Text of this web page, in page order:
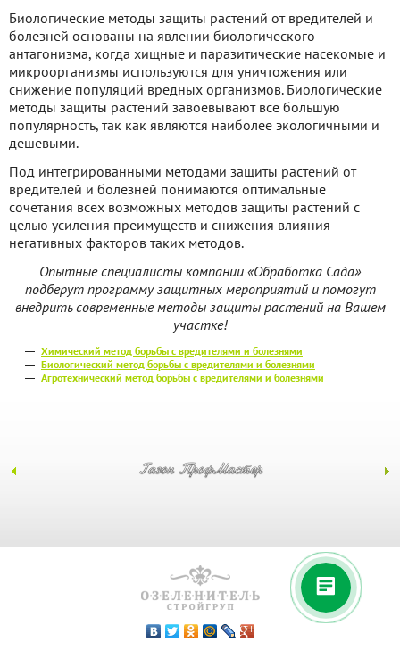
Биологические методы защиты растений от вредителей и
болезней основаны на явлении биологического
антагонизма, когда хищные и паразитические насекомые и
микроорганизмы используются для уничтожения или
снижение популяций вредных организмов. Биологические
методы защиты растений завоевывают все большую
популярность, так как являются наиболее экологичными и
дешевыми.
Под интегрированными методами защиты растений от
вредителей и болезней понимаются оптимальные
сочетания всех возможных методов защиты растений с
целью усиления преимуществ и снижения влияния
негативных факторов таких методов.
Опытные специалисты компании «Обработка Сада»
подберут программу защитных мероприятий и помогут
внедрить современные методы защиты растений на Вашем
участке!
Химический метод борьбы с вредителями и болезнями
Биологический метод борьбы с вредителями и болезнями
Агротехнический метод борьбы с вредителями и болезнями